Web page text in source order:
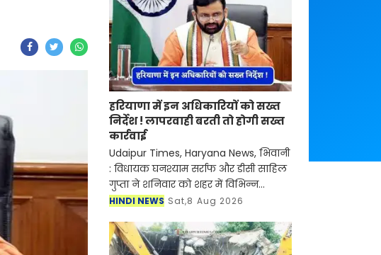
हरियाणा में इन अधिकारियों को सख्त
निर्देश ! लापरवाही बरती तो होगी सख्त
कार्रवाई
Udaipur Times, Haryana News, भिवानी
: विधायक घनश्याम सर्राफ और डीसी साहिल
गुप्ता ने शनिवार को शहर में विभिन्न
डिस्पोजलों पर जाकर बरसाती पानी की
स्वास्थ्य अभियांत्रिकी
HINDI NEWS Sat,8 Aug 2026